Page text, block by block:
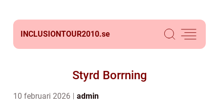
INCLUSIONTOUR2010.se
Styrd Borrning
10 februari 2026 admin